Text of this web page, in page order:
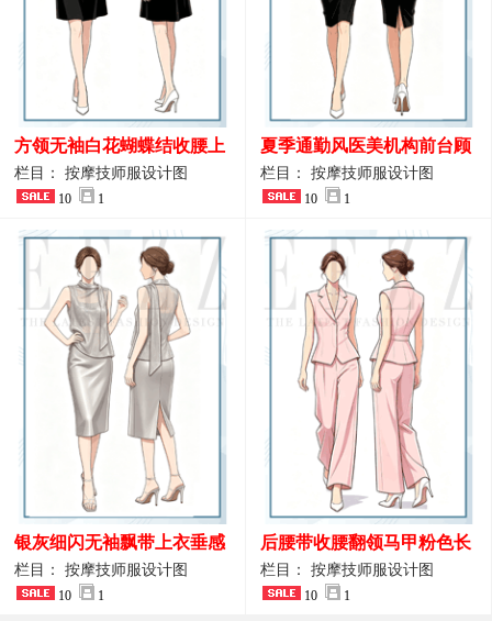
方领无袖白花蝴蝶结收腰上
衣 SPA会所接待工作制服设
计
栏目： 按摩技师服设计图
10 1
夏季通勤风医美机构前台顾
问端庄工作制服
栏目： 按摩技师服设计图
10 1
银灰细闪无袖飘带上衣垂感
开叉中长裙 星级酒店前厅礼
仪高级全套工作服
栏目： 按摩技师服设计图
10 1
后腰带收腰翻领马甲粉色长
裤套装 美容门店前台主管精
致高级工装
栏目： 按摩技师服设计图
10 1